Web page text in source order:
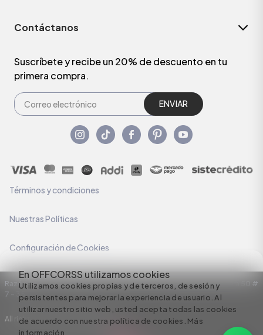
En OFFCORSS utilizamos cookies
Utilizamos cookies propias y de terceros, de sesión y
persistentes para mejorar la experiencia de usuario. Al
utilizar nuestro sitio web, usted acepta todas las cookies
de acuerdo con nuestra política de cookies. Más
información
Contáctanos
Suscríbete y recibe un 20% de descuento en tu
primera compra.
ENVIAR
Términos y condiciones
Nuestras Políticas
Configuración de Cookies
Razón Social: C.I HERMECO S.A. NIT: 890924167-6 Dirección: Carrera 50 #
7 – 35
All rights reserved empowered by